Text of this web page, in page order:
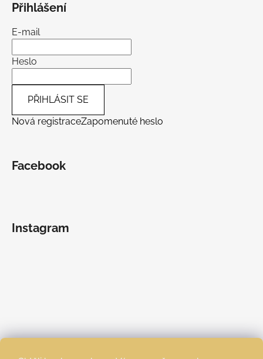
Přihlášení
E-mail
Heslo
PŘIHLÁSIT SE
Nová registraceZapomenuté heslo
Facebook
Instagram